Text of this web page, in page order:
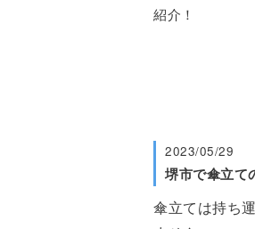
紹介！
2023/05/29
堺市で傘立て
傘立ては持ち